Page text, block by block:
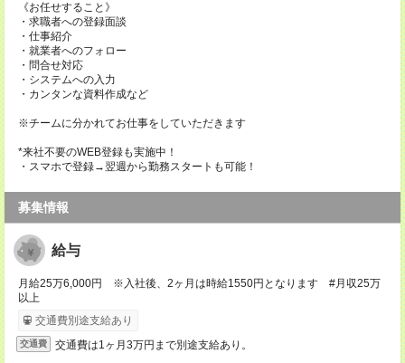
《お任せすること》
・求職者への登録面談
・仕事紹介
・就業者へのフォロー
・問合せ対応
・システムへの入力
・カンタンな資料作成など
※チームに分かれてお仕事をしていただきます
*来社不要のWEB登録も実施中！
・スマホで登録→翌週から勤務スタートも可能！
募集情報
給与
月給25万6,000円 ※入社後、2ヶ月は時給1550円となります #月収25万
以上
交通費別途支給あり
交通費 交通費は1ヶ月3万円まで別途支給あり。